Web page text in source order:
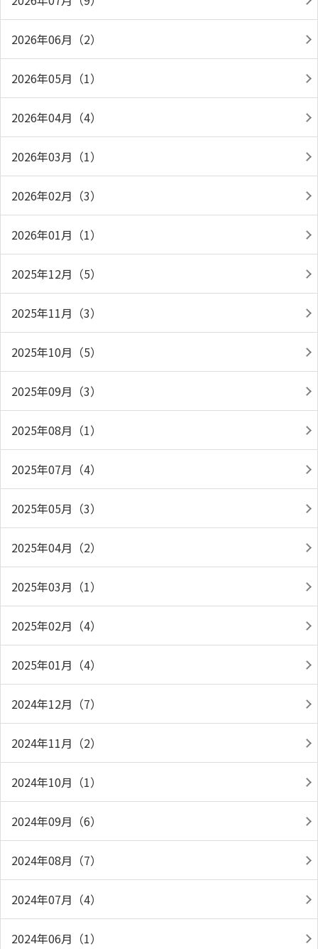
2026年06月（2）
2026年05月（1）
2026年04月（4）
2026年03月（1）
2026年02月（3）
2026年01月（1）
2025年12月（5）
2025年11月（3）
2025年10月（5）
2025年09月（3）
2025年08月（1）
2025年07月（4）
2025年05月（3）
2025年04月（2）
2025年03月（1）
2025年02月（4）
2025年01月（4）
2024年12月（7）
2024年11月（2）
2024年10月（1）
2024年09月（6）
2024年08月（7）
2024年07月（4）
2024年06月（1）